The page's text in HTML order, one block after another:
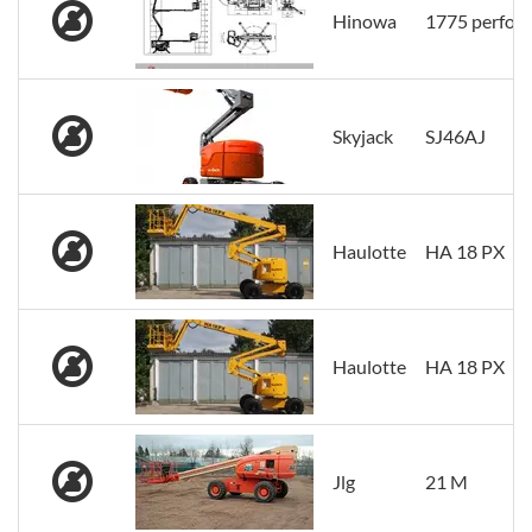
Hinowa 1775
Skyjack SJ46AJ
Haulotte HA 18 PX
Haulotte HA 18 PX
Jlg 21 M